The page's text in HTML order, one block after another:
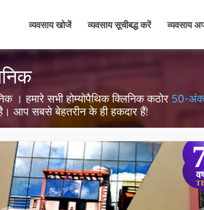
व्यवसाय खोजें व्यवसाय सूचीबद्ध करें व्यवसाय
। हमारे सभी होम्योपैथिक क्लिनिक कठोर 50-अंक
है। आप सबसे बेहतरीन के ही हकदार हैं!